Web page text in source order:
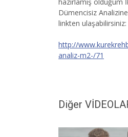
hazırlamış olduğum
Dümencisiz
linkten ulaşabilirsiniz:
http://
analiz-m2-/71
Diğer